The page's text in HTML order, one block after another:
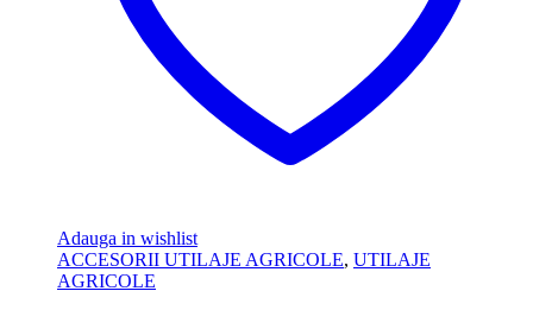
Adauga in wishlist
ACCESORII UTILAJE AGRICOLE, UTILAJE
AGRICOLE